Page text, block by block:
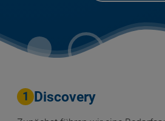
1 Discovery